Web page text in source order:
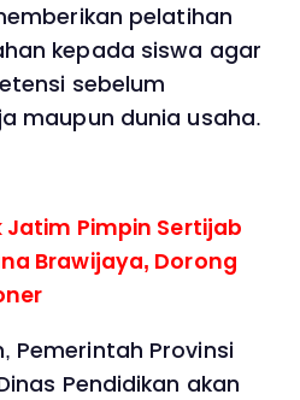
pelatihan
kepada siswa agar
sebelum
maupun dunia usaha.
Jatim Pimpin Sertijab
Brawijaya, Dorong
Pemerintah Provinsi
Pendidikan akan